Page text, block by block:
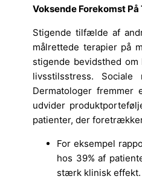
Voksende Forekomst
Stigende tilfælde af
målrettede terapier på
stigende bevidsthed
livsstilsstress.
Dermatologer fremmer
udvider
patienter, der
For eksempel
hos 39% af
stærk klinisk effekt.